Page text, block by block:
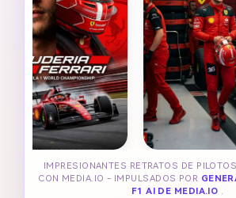
IMPRESIONANTES RETRATOS DE
CON MEDIA.IO - IMPULSADOS POR
F1 AI DE MEDIA.IO .